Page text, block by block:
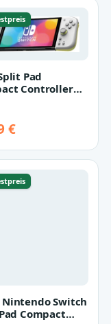
Pad
Controller
€
Nintendo Switch
Compact